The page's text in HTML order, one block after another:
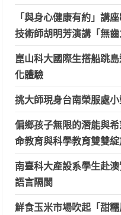
「與身心健康有約」講
技術師胡明芳演講「無
崑山科大國際生搭船跳
化體驗
挑大師現身台南榮服處
偏鄉孩子無限的潛能與
命教育與科學教育雙雙
南臺科大產設系學生赴
語言隔閡
鮮食玉米市場吹起「甜